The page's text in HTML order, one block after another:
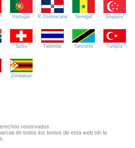
Portugal R.Dominicana Senegal Singapur
Suiza Tailandia Tanzania Turquía
Zimbabue
reservados.
de todos los textos de esta web sin la